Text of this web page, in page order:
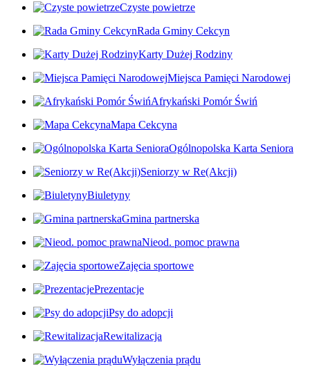
Czyste powietrze
Rada Gminy Cekcyn
Karty Dużej Rodziny
Miejsca Pamięci Narodowej
Afrykański Pomór Świń
Mapa Cekcyna
Ogólnopolska Karta Seniora
Seniorzy w Re(Akcji)
Biuletyny
Gmina partnerska
Nieod. pomoc prawna
Zajęcia sportowe
Prezentacje
Psy do adopcji
Rewitalizacja
Wyłączenia prądu